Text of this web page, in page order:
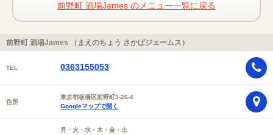
前野町 酒場James のメニュー一覧に戻る
前野町 酒場James （まえのちょう さかばジェームス）
TEL 0363155053
住所
東京都板橋区前野町3-26-4
Googleマップで開く
月・火・水・木・金・土